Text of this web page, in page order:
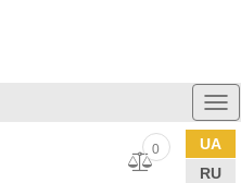
UA
RU
0